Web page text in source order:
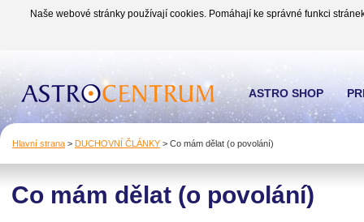
Naše webové stránky používají cookies. Pomáhají ke správné funkci
Hlavní strana > DUCHOVNÍ ČLÁNKY > Co mám dělat (o povolání)
Co mám dělat (o povolání)
ASTRO SHOP